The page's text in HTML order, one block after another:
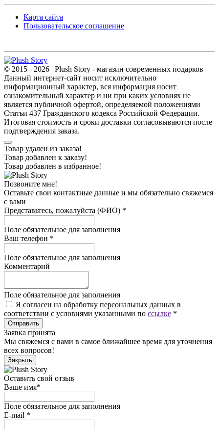
Карта сайта
Пользовательское соглашение
© 2015 - 2026 | Plush Story - магазин современных подарков
Данный интернет-сайт носит исключительно
информационный характер, вся информация носит
ознакомительный характер и ни при каких условиях не
является публичной офертой, определяемой положениями
Статьи 437 Гражданского кодекса Российской Федерации.
Итоговая стоимость и сроки доставки согласовываются после
подтверждения заказа.
Товар удален из заказа!
Товар добавлен к заказу!
Товар добавлен в избранное!
Позвоните мне!
Оставьте свои контактные данные и мы обязательно свяжемся
с вами
Представьтесь, пожалуйста (ФИО) *
Поле обязательное для заполнения
Ваш телефон *
Поле обязательное для заполнения
Комментарий
Поле обязательное для заполнения
Я согласен на обработку персональных данных в
соответствии с условиями указанными по ссылке *
Отправить
Заявка принята
Мы свяжемся с вами в самое ближайшее время для уточнения
всех вопросов!
Закрыть
Оставить свой отзыв
Ваше имя*
Поле обязательное для заполнения
E-mail *